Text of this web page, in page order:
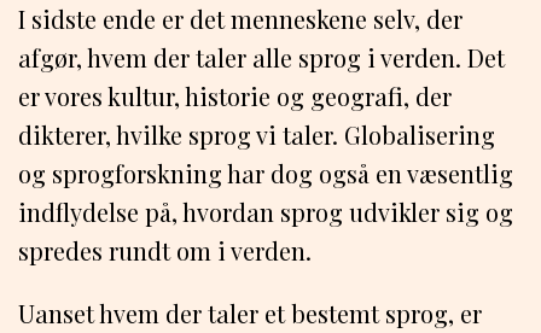
I sidste ende er det menneskene selv, der
afgør, hvem der taler alle sprog i verden. Det
er vores kultur, historie og geografi, der
dikterer, hvilke sprog vi taler. Globalisering
og sprogforskning har dog også en væsentlig
indflydelse på, hvordan sprog udvikler sig og
spredes rundt om i verden.
Uanset hvem der taler et bestemt sprog, er